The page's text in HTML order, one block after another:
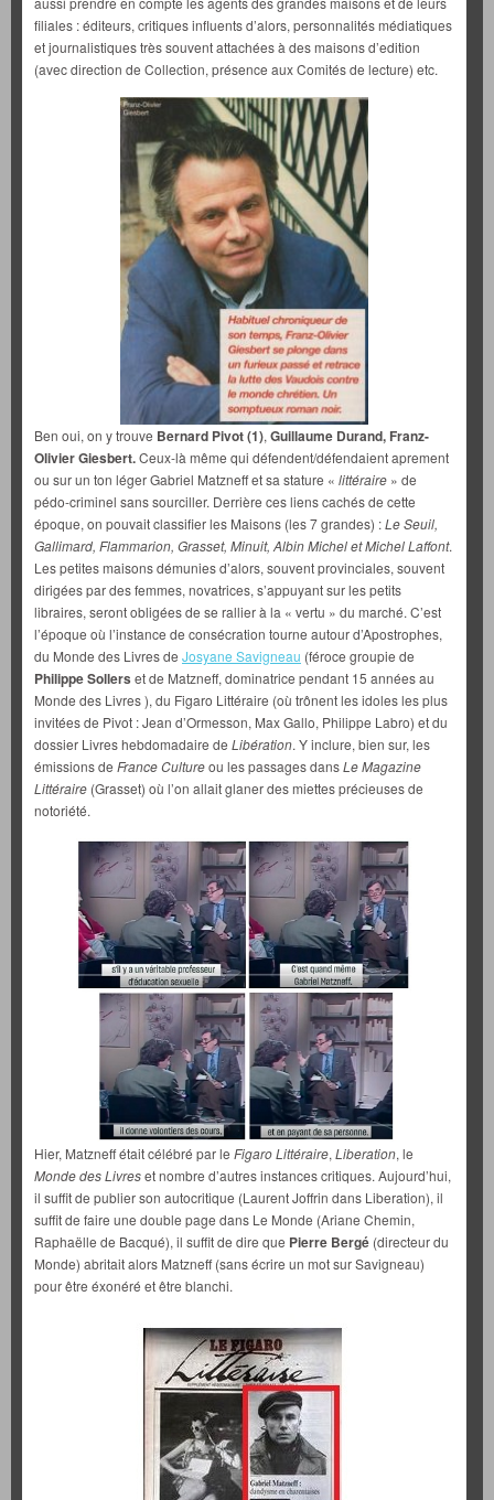
filiales : éditeurs, critiques influents d’alors, personnalités médiatiques
et journalistiques très souvent attachées à des maisons d’edition
(avec direction de Collection, présence aux Comités de lecture) etc.
Ben oui, on y trouve Bernard Pivot(1), Guillaume Durand, Franz-
Olivier Giesbert.Ceux-là même qui défendent/défendaient aprement
ou sur un ton léger Gabriel Matzneff et sa stature « littéraire » de
pédo-criminel sans sourciller. Derrière ces liens cachés de cette
époque, on pouvait classifier les Maisons (les 7 grandes) :Le Seuil,
Gallimard, Flammarion, Grasset, Minuit, Albin Michel et Michel Laffont.
Les petites maisons démunies d’alors, souvent provinciales, souvent
dirigées par des femmes, novatrices, s’appuyant sur les petits
libraires, seront obligées de se rallier à la « vertu » du marché. C’est
l’époque où l’instance de consécration tourne autour d’Apostrophes,
du Monde des Livres de Josyane Savigneau (féroce groupie de
Philippe Sollers et de Matzneff, dominatrice pendant 15 années au
Monde des Livres ), du Figaro Littéraire (où trônent les idoles les plus
invitées de Pivot : Jean d’Ormesson, Max Gallo, Philippe Labro) et du
dossier Livres hebdomadaire de Libération. Y inclure, bien sur, les
émissions de France Cultureou les passages dansLe Magazine
Littéraire (Grasset) où l’on allait glaner des miettes précieuses de
notoriété.
Hier, Matzneff était célébré par le Figaro Littéraire, Liberation, le
Monde des Livreset nombre d’autres instances critiques. Aujourd’hui,
il suffit de publier son autocritique (Laurent Joffrin dans Liberation), il
suffit de faire une double page dans Le Monde (Ariane Chemin,
Raphaëlle de Bacqué), il suffit de dire que Pierre Bergé (directeur du
Monde) abritait alors Matzneff (sans écrire un mot sur Savigneau)
pour être éxonéré et être blanchi.